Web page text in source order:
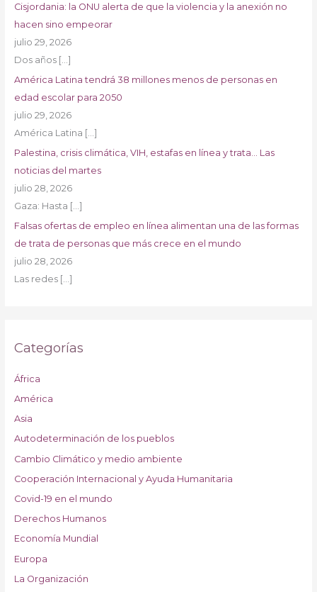
Cisjordania: la ONU alerta de que la violencia y la anexión no
hacen sino empeorar
julio 29, 2026
Dos años […]
América Latina tendrá 38 millones menos de personas en
edad escolar para 2050
julio 29, 2026
América Latina […]
Palestina, crisis climática, VIH, estafas en línea y trata… Las
noticias del martes
julio 28, 2026
Gaza: Hasta […]
Falsas ofertas de empleo en línea alimentan una de las formas
de trata de personas que más crece en el mundo
julio 28, 2026
Las redes […]
Categorías
África
América
Asia
Autodeterminación de los pueblos
Cambio Climático y medio ambiente
Cooperación Internacional y Ayuda Humanitaria
Covid-19 en el mundo
Derechos Humanos
Economía Mundial
Europa
La Organización